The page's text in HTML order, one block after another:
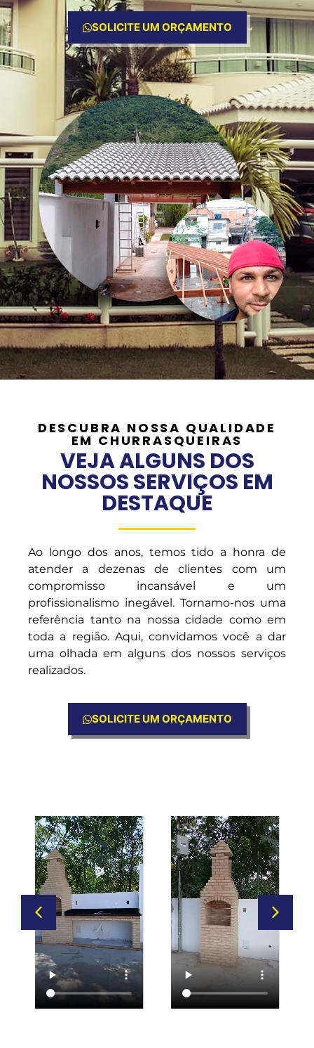
SOLICITE UM ORÇAMENTO
DESCUBRA NOSSA QUALIDADE
EM CHURRASQUEIRAS
VEJA ALGUNS DOS
NOSSOS SERVIÇOS EM
DESTAQUE
Ao longo dos anos, temos tido a honra de
atender a dezenas de clientes com um
compromisso incansável e um
profissionalismo inegável. Tornamo-nos uma
referência tanto na nossa cidade como em
toda a região. Aqui, convidamos você a dar
uma olhada em alguns dos nossos serviços
realizados.
SOLICITE UM ORÇAMENTO